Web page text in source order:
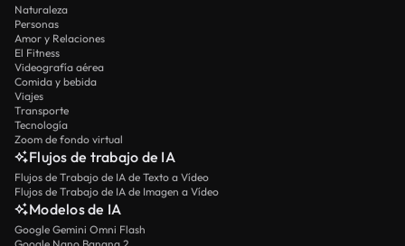
Naturaleza
Personas
Amor y Relaciones
El Fitness
Videografía aérea
Comida y bebida
Viajes
Transporte
Tecnología
Zoom de fondo virtual
Flujos de trabajo de IA
Flujos de Trabajo de IA de Texto a Vídeo
Flujos de Trabajo de IA de Imagen a Vídeo
Modelos de IA
Google Gemini Omni Flash